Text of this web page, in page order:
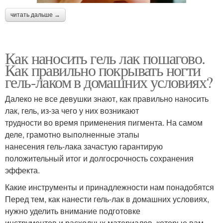
читать дальше →
Как наносить гель лак пошагово.
Как правильно покрывать ногти
гель-лаком в домашних условиях?
Далеко не все девушки знают, как правильно наносить
лак, гель, из-за чего у них возникают
трудности во время применения пигмента. На самом
деле, грамотно выполненные этапы
нанесения гель-лака зачастую гарантирую
положительный итог и долгосрочность сохранения
эффекта.
Какие инструменты и принадлежности нам понадобятся
Перед тем, как нанести гель-лак в домашних условиях,
нужно уделить внимание подготовке